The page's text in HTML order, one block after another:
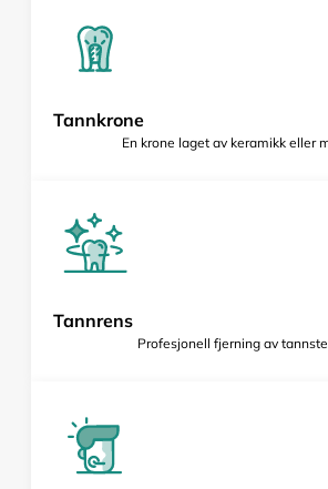
Tannkrone
En krone laget av keramikk eller
Tannrens
Profesjonell fjerning av